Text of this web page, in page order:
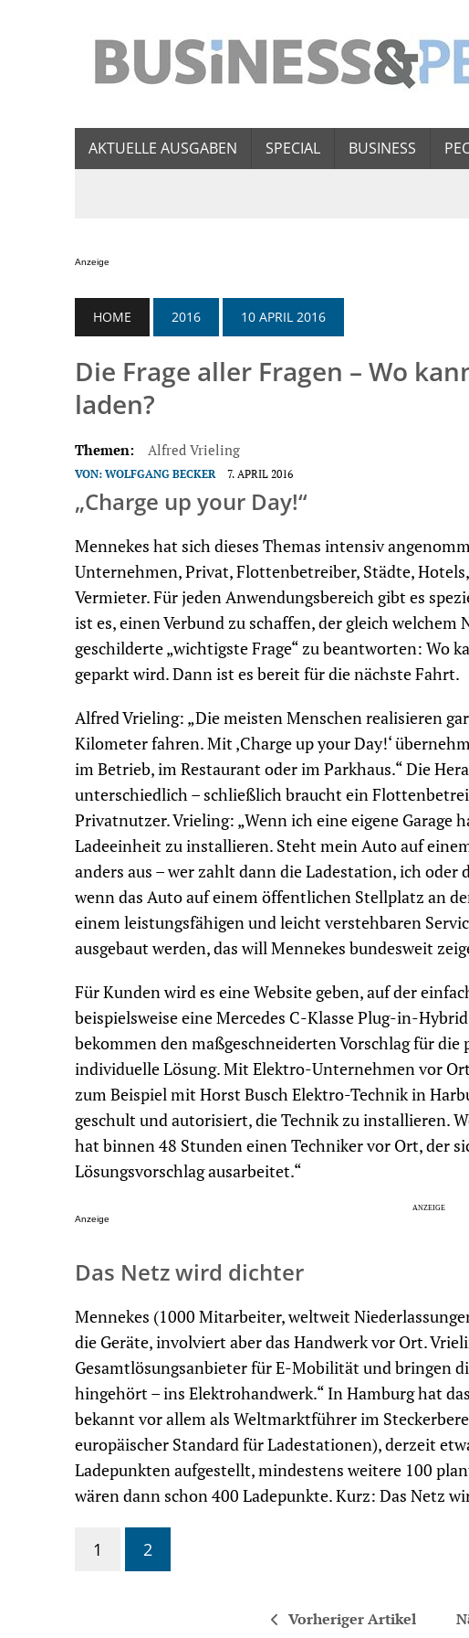
AKTUELLE AUSGABEN SPECIAL BUSINESS
Anzeige
HOME 2016 10 APRIL 2016
Die Frage aller Fragen – Wo
laden?
Themen: Alfred Vrieling
VON: WOLFGANG BECKER 7. APRIL 2016
„Charge up your Day!“
Mennekes hat sich dieses Themas intensiv
Unternehmen, Privat, Flottenbetreiber, Städte,
Vermieter. Für jeden Anwendungsbereich gibt es
ist es, einen Verbund zu schaffen, der gleich
geschilderte „wichtigste Frage“ zu beantworten: Wo
geparkt wird. Dann ist es bereit für die nächste Fahrt.
Alfred Vrieling: „Die meisten Menschen realisieren
Kilometer fahren. Mit ‚Charge up your Day!‘
im Betrieb, im Restaurant oder im Parkhaus.“ Die
unterschiedlich – schließlich braucht ein
Privatnutzer. Vrieling: „Wenn ich eine eigene Garage
Ladeeinheit zu installieren. Steht mein Auto auf
anders aus – wer zahlt dann die Ladestation, ich oder
wenn das Auto auf einem öffentlichen Stellplatz an
einem leistungsfähigen und leicht verstehbaren
ausgebaut werden, das will Mennekes bundesweit
Für Kunden wird es eine Website geben, auf der
beispielsweise eine Mercedes C-Klasse Plug-in-
bekommen den maßgeschneiderten Vorschlag für
individuelle Lösung. Mit Elektro-Unternehmen vor
zum Beispiel mit Horst Busch Elektro-Technik in
geschult und autorisiert, die Technik zu installieren.
hat binnen 48 Stunden einen Techniker vor Ort, der
Lösungsvorschlag ausarbeitet.“
Anzeige
Das Netz wird dichter
Mennekes (1000 Mitarbeiter, weltweit
die Geräte, involviert aber das Handwerk vor Ort.
Gesamtlösungsanbieter für E-Mobilität und bringen
hingehört – ins Elektrohandwerk.“ In Hamburg hat
bekannt vor allem als Weltmarktführer im
europäischer Standard für Ladestationen), derzeit
Ladepunkten aufgestellt, mindestens weitere 100
wären dann schon 400 Ladepunkte. Kurz: Das Netz
1 2
Vorheriger Artikel